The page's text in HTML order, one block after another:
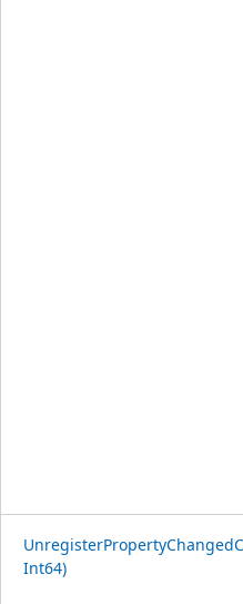
Int64)